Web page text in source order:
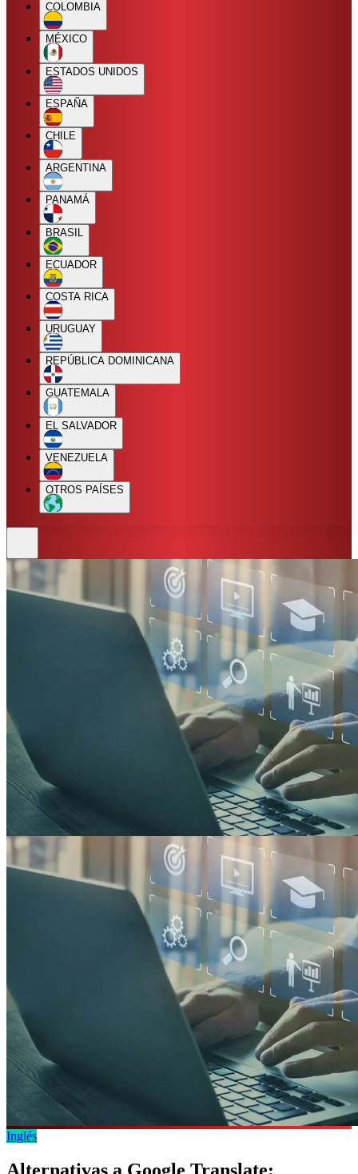
COLOMBIA
MÉXICO
ESTADOS UNIDOS
ESPAÑA
CHILE
ARGENTINA
PANAMÁ
BRASIL
ECUADOR
COSTA RICA
URUGUAY
REPÚBLICA DOMINICANA
GUATEMALA
EL SALVADOR
VENEZUELA
OTROS PAÍSES
Inglés